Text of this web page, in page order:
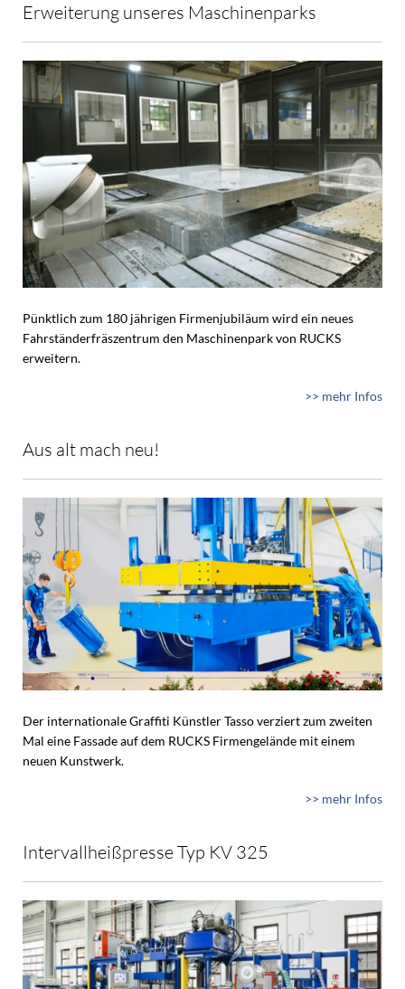
Erweiterung unseres Maschinenparks
Pünktlich zum 180 jährigen Firmenjubiläum wird ein neues
Fahrständerfräszentrum den Maschinenpark von RUCKS
erweitern.
>> mehr Infos
Aus alt mach neu!
Der internationale Graffiti Künstler Tasso verziert zum zweiten
Mal eine Fassade auf dem RUCKS Firmengelände mit einem
neuen Kunstwerk.
>> mehr Infos
Intervallheißpresse Typ KV 325